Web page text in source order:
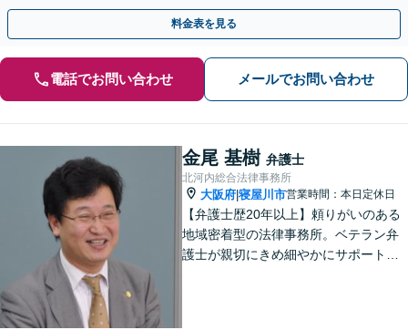
お任せください【初回面談無料】【枚方市駅6分】
料金表を見る
電話でお問い合わせ メールでお問い合わせ
金尾 基樹 弁護士
北河内総合法律事務所
大阪府 寝屋川市営業時間：本日定休日
【弁護士歴20年以上】頼りがいのある
地域密着型の法律事務所。ベテラン弁
護士が親切にきめ細やかにサポートし